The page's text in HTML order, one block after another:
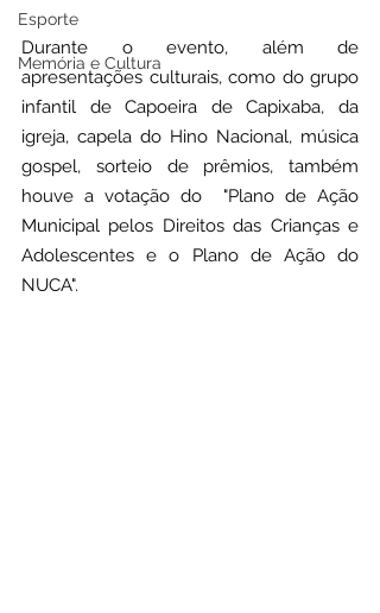
Esporte
Memória e Cultura
Durante o evento, além de
apresentações culturais, como do grupo
infantil de Capoeira de Capixaba, da
igreja, capela do Hino Nacional, música
gospel, sorteio de prêmios, também
houve a votação do  "Plano de Ação
Municipal pelos Direitos das Crianças e
Adolescentes e o Plano de Ação do
NUCA".